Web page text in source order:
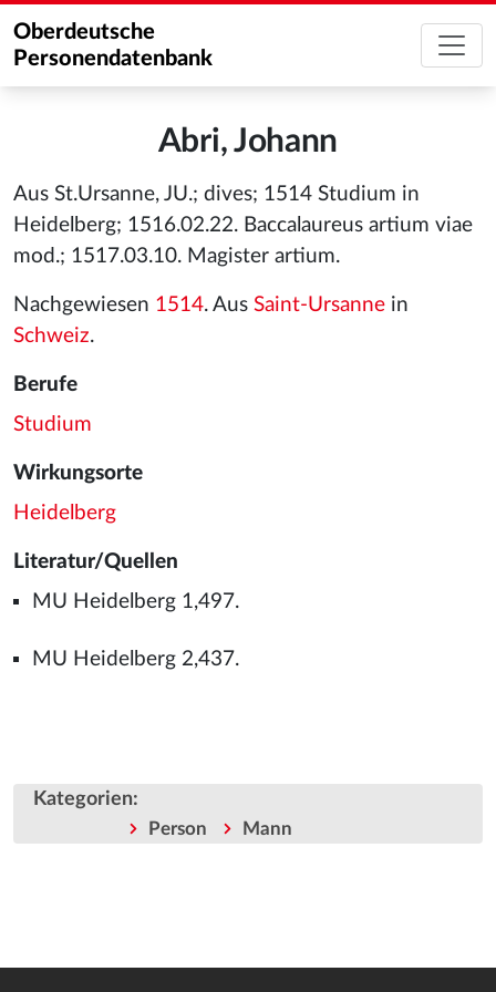
Oberdeutsche
Personendatenbank
Abri, Johann
Aus St.Ursanne, JU.; dives; 1514 Studium in
Heidelberg; 1516.02.22. Baccalaureus artium viae
mod.; 1517.03.10. Magister artium.
Nachgewiesen 1514. Aus Saint-Ursanne in
Schweiz.
Berufe
Studium
Wirkungsorte
Heidelberg
Literatur/Quellen
MU Heidelberg 1,497.
MU Heidelberg 2,437.
Kategorien:
Person Mann